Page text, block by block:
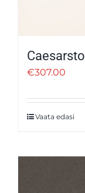
€307.00
Vaata edasi